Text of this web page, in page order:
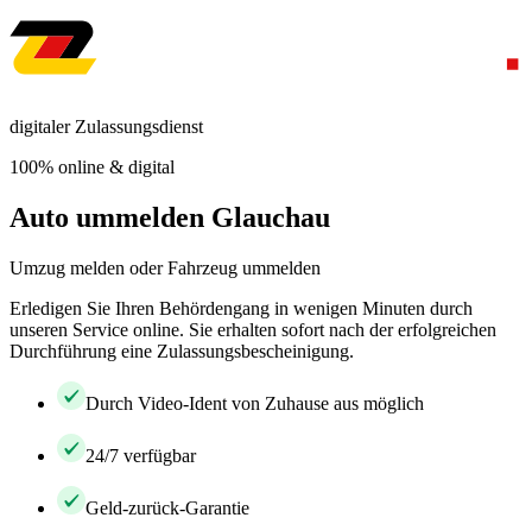
digitaler Zulassungsdienst
100% online & digital
Auto ummelden Glauchau
Umzug melden oder Fahrzeug ummelden
Erledigen Sie Ihren Behördengang in wenigen Minuten durch
unseren Service online. Sie erhalten sofort nach der erfolgreichen
Durchführung eine Zulassungsbescheinigung.
Durch Video-Ident von Zuhause aus möglich
24/7 verfügbar
Geld-zurück-Garantie